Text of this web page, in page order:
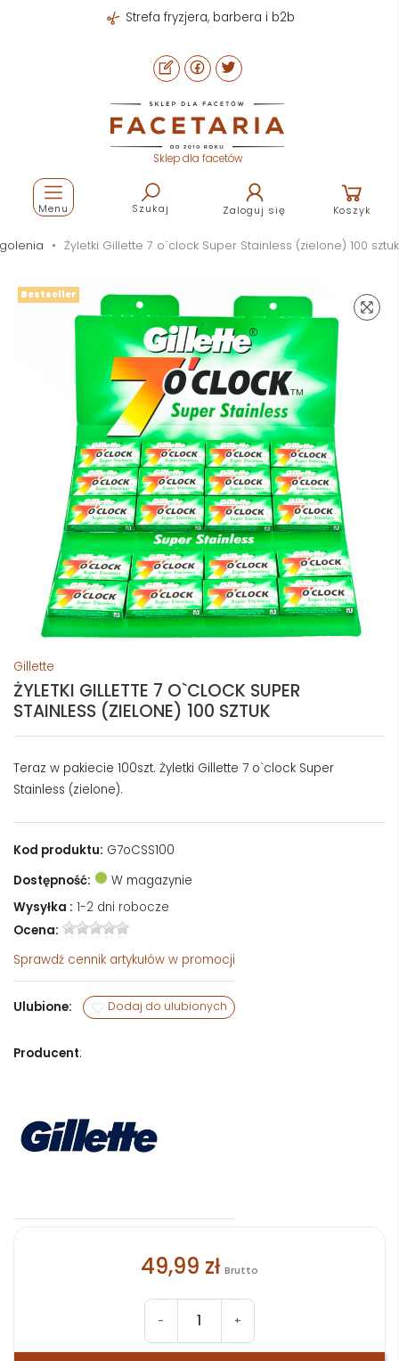
Strefa fryzjera, barbera i b2b
Sklep dla facetów
Szukaj Zaloguj się Koszyk
Menu
Żyletki Gillette 7 o`clock Super Stainless (zielone) 100 sztuk
Bestseller
Gillette
ŻYLETKI GILLETTE 7 O`CLOCK SUPER
STAINLESS (ZIELONE) 100 SZTUK
Teraz w pakiecie 100szt. Żyletki Gillette 7 o`clock Super
Stainless (zielone).
Kod produktu: G7oCSS100
Dostępność:
W magazynie
Wysyłka : 1-2 dni robocze
Ocena:
Sprawdź cennik artykułów w promocji
Ulubione: Dodaj do ulubionych
Producent:
49,99 zł Brutto
- +